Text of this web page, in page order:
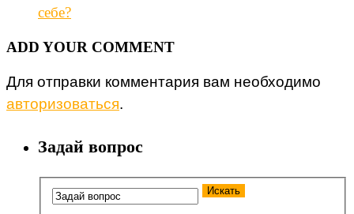
себе?
ADD YOUR COMMENT
Для отправки комментария вам необходимо
авторизоваться.
Задай вопрос